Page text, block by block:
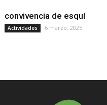
convivencia de esquí
Actividades 6 marzo, 2025